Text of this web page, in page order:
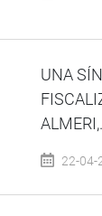
UNA
22-04-